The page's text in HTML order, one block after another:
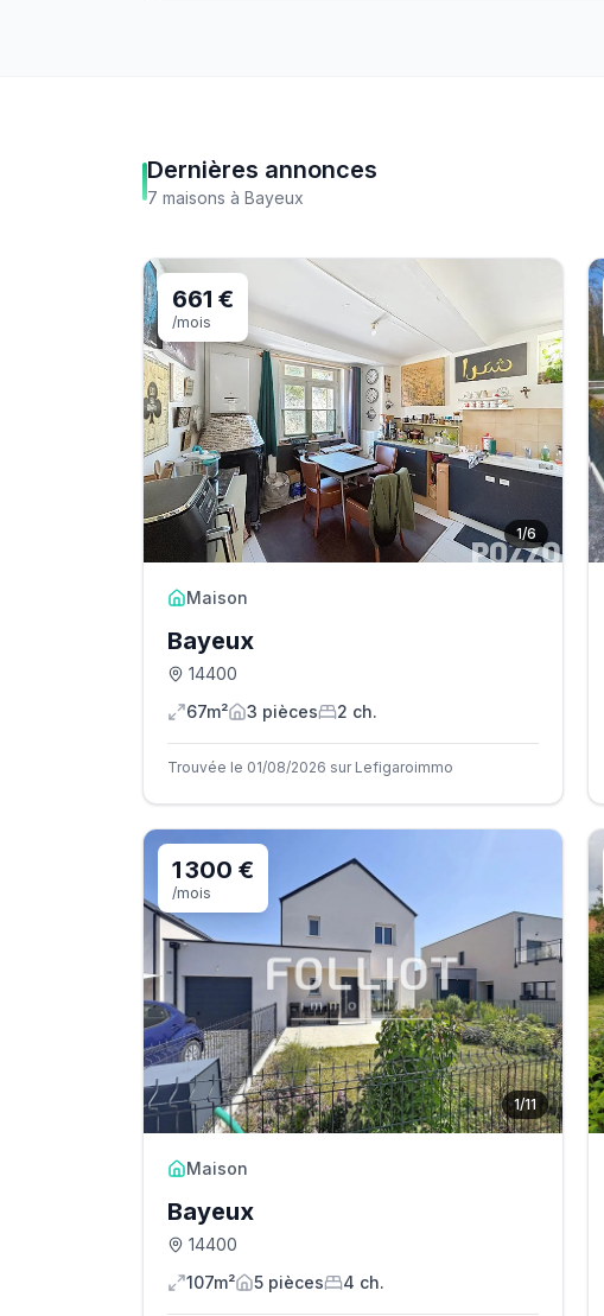
Dernières annonces
7 maisons à Bayeux
1/6
661 €
/mois
Maison
Bayeux
14400
67m²
3 pièces 2 ch.
Trouvée le 01/08/2026 sur Lefigaroimmo
1/11
1 300 €
/mois
Maison
Bayeux
14400
107m²
5 pièces 4 ch.